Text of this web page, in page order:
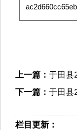
上一篇： 于田县
下一篇： 于田县
栏目更新：